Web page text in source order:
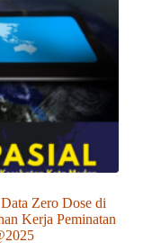
Zero Dose di
Kerja Peminatan